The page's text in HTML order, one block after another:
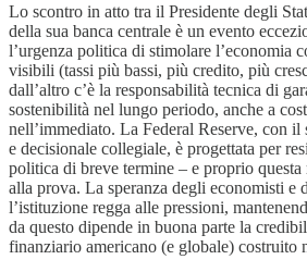
Lo scontro in atto tra il Presidente degli
della sua banca centrale è un evento
l’urgenza politica di stimolare l’economia
visibili (tassi più bassi, più credito, più
dall’altro c’è la responsabilità tecnica di
sostenibilità nel lungo periodo, anche a
nell’immediato. La Federal Reserve, con il
e decisionale collegiale, è progettata per
politica di breve termine – e proprio questa
alla prova. La speranza degli economisti e
l’istituzione regga alle pressioni,
da questo dipende in buona parte la
finanziario americano (e globale) costruito